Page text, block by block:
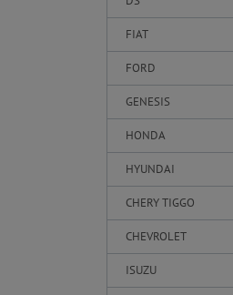
FIAT
FORD
GENESIS
HONDA
HYUNDAI
CHERY TIGGO
CHEVROLET
ISUZU